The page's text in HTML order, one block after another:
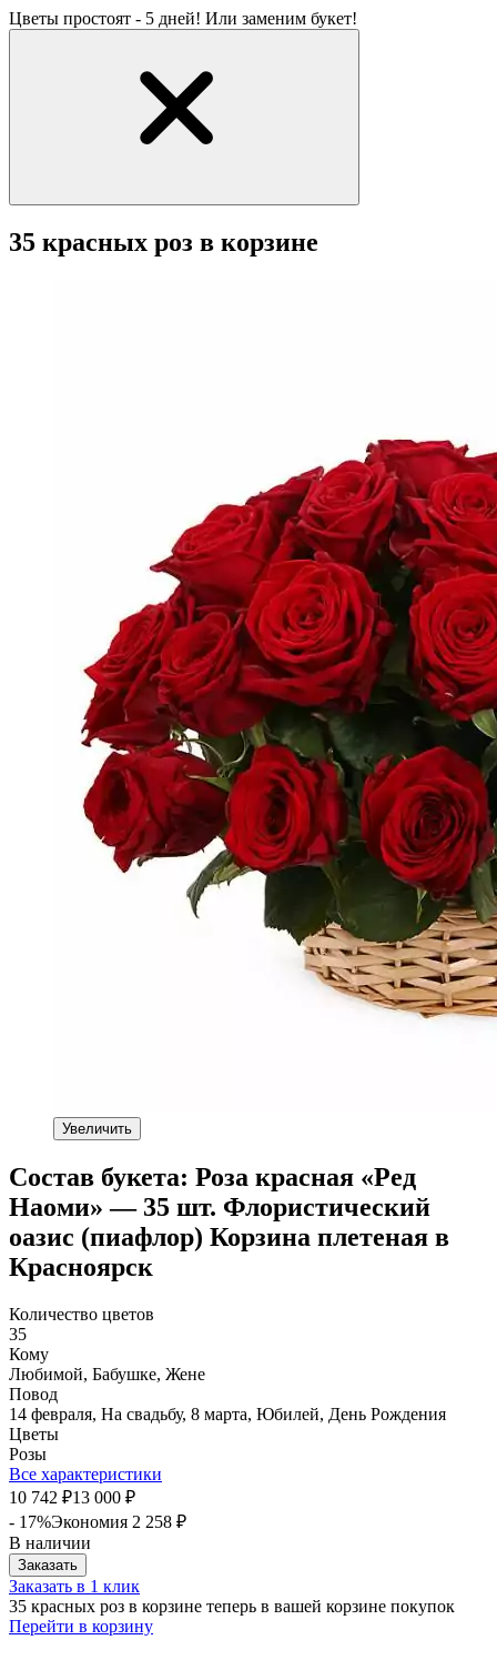
Цветы простоят - 5 дней! Или заменим букет!
35 красных роз в корзине
Увеличить
Состав букета: Роза красная «Ред
Наоми» — 35 шт. Флористический
оазис (пиафлор) Корзина плетеная в
Красноярск
Количество цветов
35
Кому
Любимой, Бабушке, Жене
Повод
14 февраля, На свадьбу, 8 марта, Юбилей, День Рождения
Цветы
Розы
Все характеристики
10 742 ₽13 000 ₽
- 17%Экономия 2 258 ₽
В наличии
Заказать
Заказать в 1 клик
35 красных роз в корзине теперь в вашей корзине покупок
Перейти в корзину